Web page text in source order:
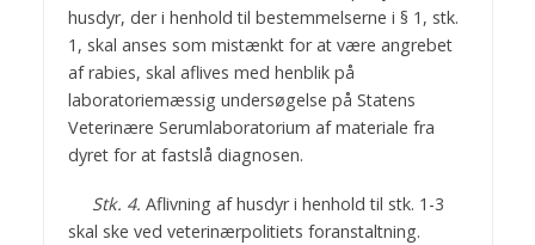
husdyr, der i henhold til bestemmelserne i § 1, stk.
1, skal anses som mistænkt for at være angrebet
af rabies, skal aflives med henblik på
laboratoriemæssig undersøgelse på Statens
Veterinære Serumlaboratorium af materiale fra
dyret for at fastslå diagnosen.
Stk. 4. Aflivning af husdyr i henhold til stk. 1-3
skal ske ved veterinærpolitiets foranstaltning.